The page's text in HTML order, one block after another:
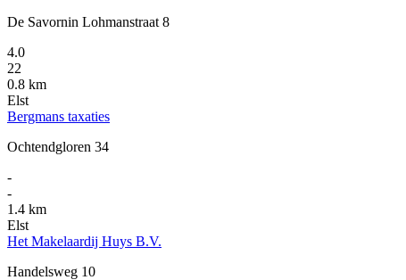
De Savornin Lohmanstraat 8
4.0
22
0.8 km
Elst
Bergmans taxaties
Ochtendgloren 34
-
-
1.4 km
Elst
Het Makelaardij Huys B.V.
Handelsweg 10